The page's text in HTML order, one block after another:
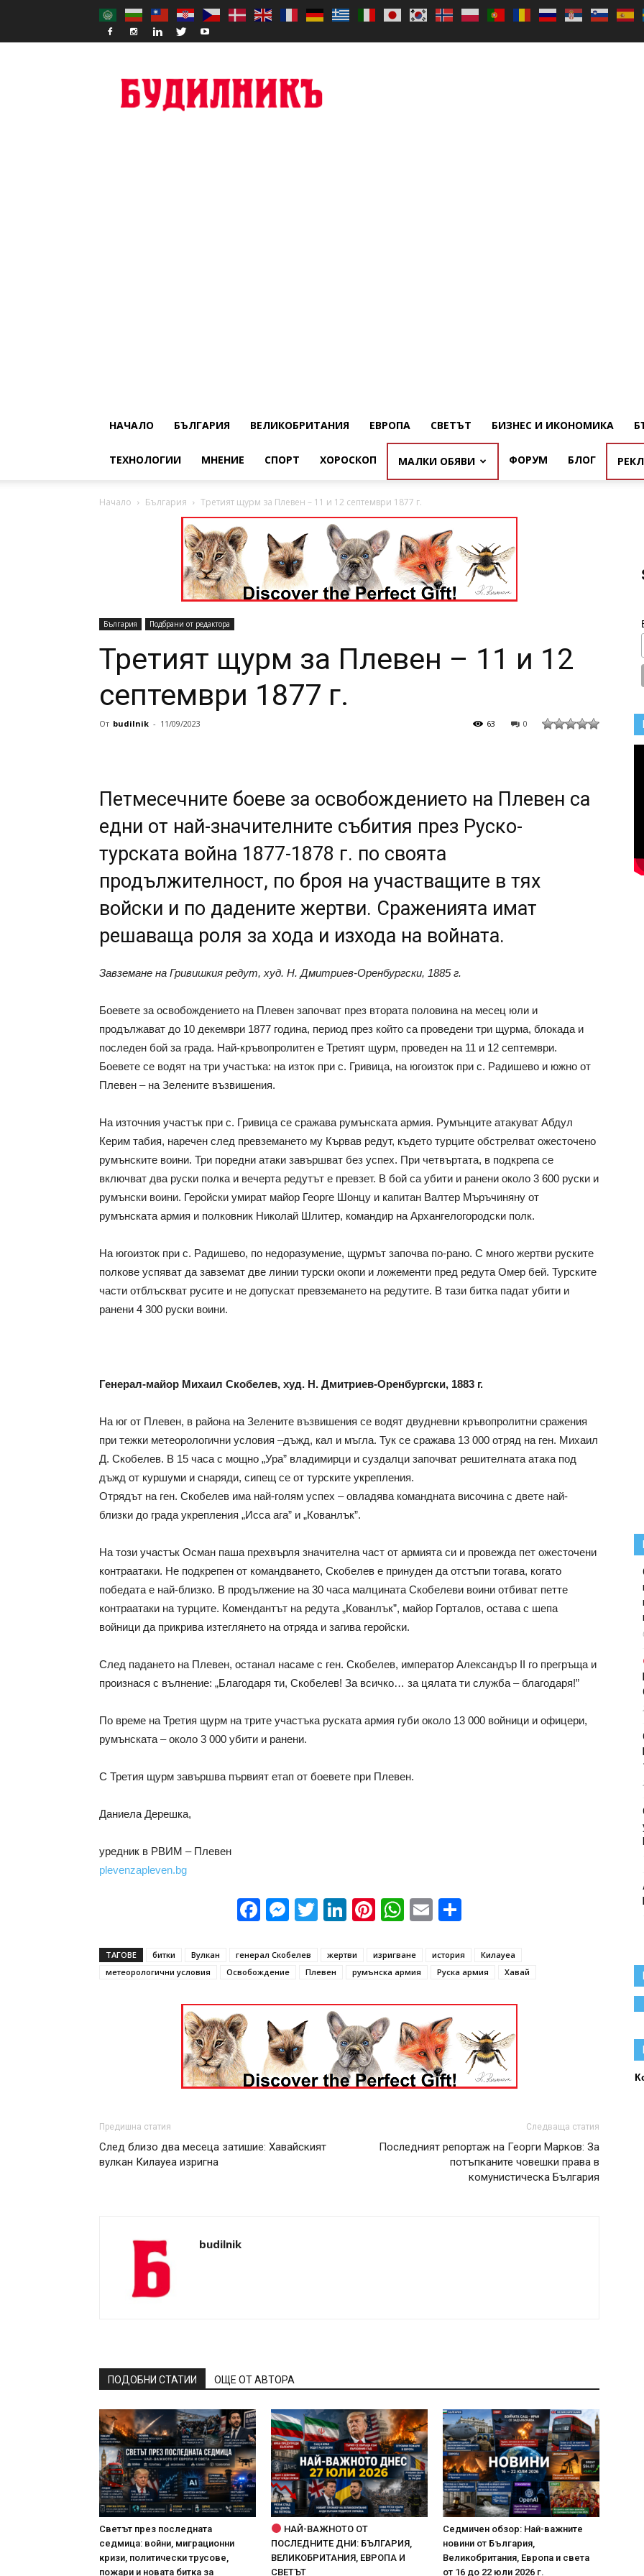
НАЧАЛО БЪЛГАРИЯ ВЕЛИКОБРИТАНИЯ ЕВРОПА СВЕТЪТ БИЗНЕС И ИКОНОМИКА
ТЕХНОЛОГИИ МНЕНИЕ СПОРТ ХОРОСКОП МАЛКИ ОБЯВИ ФОРУМ БЛОГ
Начало България Третият щурм за Плевен – 11 и 12 септември 1877 г.
България Подбрани от редактора
Третият щурм за Плевен – 11 и 12
септември 1877 г.
От budilnik - 11/09/2023 0
63
Петмесечните боеве за освобождението на Плевен са
едни от най-значителните събития през Руско-
турската война 1877-1878 г. по своята
продължителност, по броя на участващите в тях
войски и по дадените жертви. Сраженията имат
решаваща роля за хода и изхода на войната.
Завземане на Гривишкия редут, худ. Н. Дмитриев-Оренбургски, 1885 г.
Боевете за освобождението на Плевен започват през втората половина на месец юли и
продължават до 10 декември 1877 година, период през който са проведени три щурма, блокада и
последен бой за града. Най-кръвопролитен е Третият щурм, проведен на 11 и 12 септември.
Боевете се водят на три участъка: на изток при с. Гривица, на югоизток при с. Радишево и южно от
Плевен – на Зелените възвишения.
На източния участък при с. Гривица се сражава румънската армия. Румънците атакуват Абдул
Керим табия, наречен след превземането му Кървав редут, където турците обстрелват ожесточено
румънските воини. Три поредни атаки завършват без успех. При четвъртата, в подкрепа се
включват два руски полка и вечерта редутът е превзет. В бой са убити и ранени около 3 600 руски и
румънски воини. Геройски умират майор Георге Шонцу и капитан Валтер Мъръчиняну от
румънската армия и полковник Николай Шлитер, командир на Архангелогородски полк.
На югоизток при с. Радишево, по недоразумение, щурмът започва по-рано. С много жертви руските
полкове успяват да завземат две линии турски окопи и ложементи пред редута Омер бей. Турските
части отблъскват русите и не допускат превземането на редутите. В тази битка падат убити и
ранени 4 300 руски воини.
Генерал-майор Михаил Скобелев, худ. Н. Дмитриев-Оренбургски, 1883 г.
На юг от Плевен, в района на Зелените възвишения се водят двудневни кръвопролитни сражения
при тежки метеорологични условия –дъжд, кал и мъгла. Тук се сражава 13 000 отряд на ген. Михаил
Д. Скобелев. В 15 часа с мощно „Ура” владимирци и суздалци започват решителната атака под
дъжд от куршуми и снаряди, сипещ се от турските укрепления.
Отрядът на ген. Скобелев има най-голям успех – овладява командната височина с двете най-
близки до града укрепления „Исса ага” и „Кованлък”.
На този участък Осман паша прехвърля значителна част от армията си и провежда пет ожесточени
контраатаки. Не подкрепен от командването, Скобелев е принуден да отстъпи тогава, когато
победата е най-близко. В продължение на 30 часа малцината Скобелеви воини отбиват петте
контраатаки на турците. Комендантът на редута „Кованлък”, майор Горталов, остава с шепа
войници да прикрива изтеглянето на отряда и загива геройски.
След падането на Плевен, останал насаме с ген. Скобелев, император Александър II го прегръща и
произнася с вълнение: „Благодаря ти, Скобелев! За всичко… за цялата ти служба – благодаря!”
По време на Третия щурм на трите участъка руската армия губи около 13 000 войници и офицери,
румънската – около 3 000 убити и ранени.
С Третия щурм завършва първият етап от боевете при Плевен.
Даниела Дерешка,
уредник в РВИМ – Плевен
plevenzapleven.bg
Facebook
Messenger
Twitter
LinkedIn
Pinterest
WhatsApp
Email
ТАГОВЕ битки Вулкан генерал Скобелев жертви изригване история
Килауеа
метеорологични условия
Освобождение Плевен румънска армия Руска армия Хавай
Предишна статия
След близо два месеца затишие: Хавайският
вулкан Килауеа изригна
Следваща статия
Последният репортаж на Георги Марков: За
потъпканите човешки права в
комунистическа България
budilnik
ПОДОБНИ СТАТИИ ОЩЕ ОТ АВТОРА
Светът през последната
седмица: войни, миграционни
кризи, политически трусове,
пожари и новата битка за
НАЙ-ВАЖНОТО ОТ
ПОСЛЕДНИТЕ ДНИ: БЪЛГАРИЯ,
ВЕЛИКОБРИТАНИЯ, ЕВРОПА И
СВЕТЪТ
Седмичен обзор: Най-важните
новини от България,
Великобритания, Европа и света
от 16 до 22 юли 2026 г.